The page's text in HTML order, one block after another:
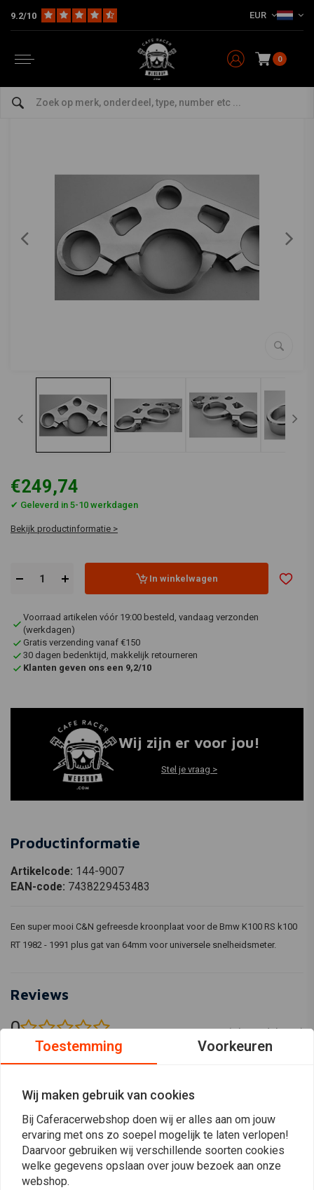
9.2/10 EUR
0
Model Specifiek BMW K100
Bmw K100 RS k100 RT 1982 - 1991 kroonplaat
plus 65mm gat voor selheidsmeter
€249,74
✔ Geleverd in 5-10 werkdagen
Bekijk productinformatie >
In winkelwagen
Voorraad artikelen vóór 19:00 besteld, vandaag verzonden
(werkdagen)
Gratis verzending vanaf €150
30 dagen bedenktijd, makkelijk retourneren
Klanten geven ons een 9,2/10
Wij zijn er voor jou!
Stel je vraag >
Productinformatie
Artikelcode: 144-9007
EAN-code: 7438229453483
Een super mooi C&N gefreesde kroonplaat voor de Bmw K100 RS k100
RT 1982 - 1991 plus gat van 64mm voor universele snelheidsmeter.
Reviews
0 (0 beoordelingen)
Toestemming Voorkeuren
Wij maken gebruik van cookies
Bij Caferacerwebshop doen wij er alles aan om jouw
ervaring met ons zo soepel mogelijk te laten verlopen!
Daarvoor gebruiken wij verschillende soorten cookies
welke gegevens opslaan over jouw bezoek aan onze
webshop.